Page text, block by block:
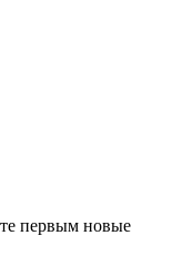
первым новые